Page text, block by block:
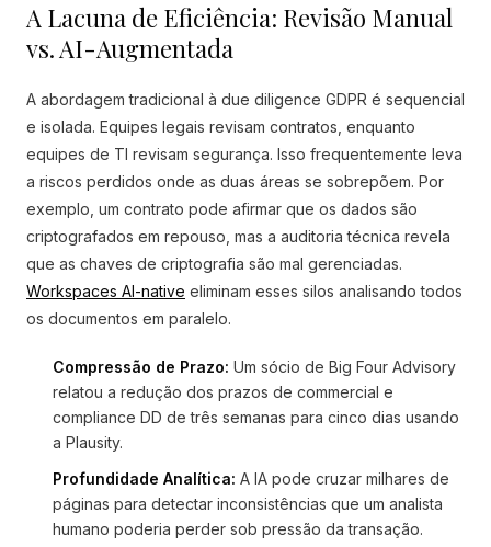
A Lacuna de Eficiência: Revisão Manual
vs. AI-Augmentada
A abordagem tradicional à due diligence GDPR é sequencial
e isolada. Equipes legais revisam contratos, enquanto
equipes de TI revisam segurança. Isso frequentemente leva
a riscos perdidos onde as duas áreas se sobrepõem. Por
exemplo, um contrato pode afirmar que os dados são
criptografados em repouso, mas a auditoria técnica revela
que as chaves de criptografia são mal gerenciadas.
Workspaces AI-native eliminam esses silos analisando todos
os documentos em paralelo.
Compressão de Prazo: Um sócio de Big Four Advisory
relatou a redução dos prazos de commercial e
compliance DD de três semanas para cinco dias usando
a Plausity.
Profundidade Analítica: A IA pode cruzar milhares de
páginas para detectar inconsistências que um analista
humano poderia perder sob pressão da transação.